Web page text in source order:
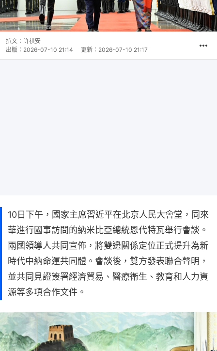
撰文： 許祺安
出版： 2026-07-10 21:14 更新： 2026-07-10 21:17
10日下午，國家主席習近平在北京人民大會堂，同來
華進行國事訪問的納米比亞總統恩代特瓦舉行會談。
兩國領導人共同宣佈，將雙邊關係定位正式提升為新
時代中納命運共同體。會談後，雙方發表聯合聲明，
並共同見證簽署經濟貿易、醫療衛生、教育和人力資
源等多項合作文件。